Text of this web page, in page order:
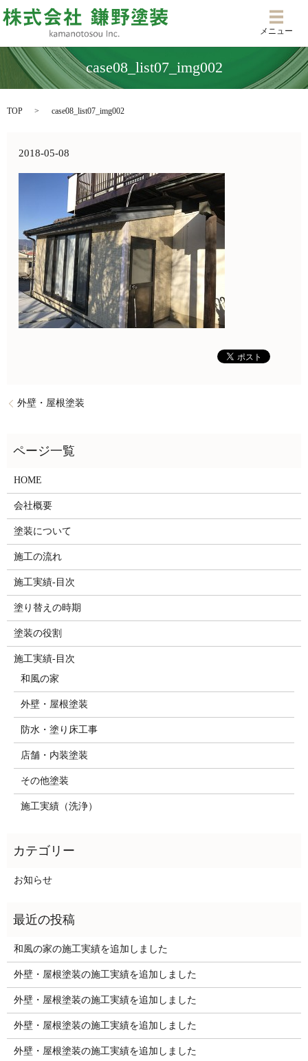
メニ
メニュー
case08_list07_img002
TOP case08_list07_img002
2018-05-08
外壁・屋根塗装
HOME
会社概要
塗装について
施工の流れ
施工実績-目次
塗り替えの時期
塗装の役割
施工実績-目次
和風の家
外壁・屋根塗装
防水・塗り床工事
店舗・内装塗装
その他塗装
施工実績（洗浄）
お知らせ
和風の家の施工実績を追加しました
外壁・屋根塗装の施工実績を追加しました
外壁・屋根塗装の施工実績を追加しました
外壁・屋根塗装の施工実績を追加しました
外壁・屋根塗装の施工実績を追加しました